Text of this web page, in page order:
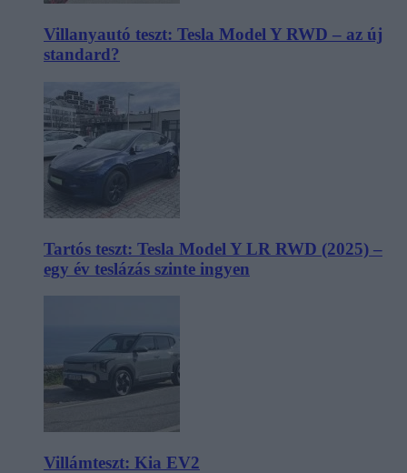
Villanyautó teszt: Tesla Model Y RWD – az új
standard?
Tartós teszt: Tesla Model Y LR RWD (2025) –
egy év teslázás szinte ingyen
Villámteszt: Kia EV2